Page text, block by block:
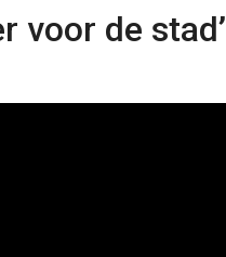
voor de stad’